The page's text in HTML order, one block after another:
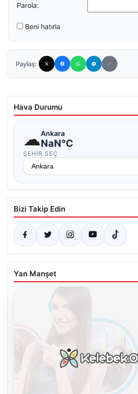
Parola:
Beni hatırla
Paylaş:
Hava Durumu
☁Ankara
NaN°C
ŞEHIR SEÇ
Bizi Takip Edin
Yan Manşet